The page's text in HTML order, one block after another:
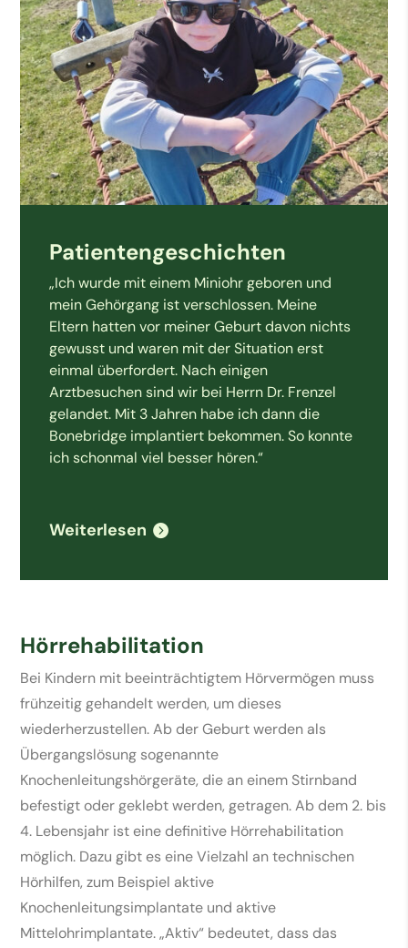
Patientengeschichten
„Ich wurde mit einem Miniohr geboren und
mein Gehörgang ist verschlossen. Meine
Eltern hatten vor meiner Geburt davon nichts
gewusst und waren mit der Situation erst
einmal überfordert. Nach einigen
Arztbesuchen sind wir bei Herrn Dr. Frenzel
gelandet. Mit 3 Jahren habe ich dann die
Bonebridge implantiert bekommen. So konnte
ich schonmal viel besser hören.“
Weiterlesen
Hörrehabilitation
Bei Kindern mit beeinträchtigtem Hörvermögen muss
frühzeitig gehandelt werden, um dieses
wiederherzustellen. Ab der Geburt werden als
Übergangslösung sogenannte
Knochenleitungshörgeräte, die an einem Stirnband
befestigt oder geklebt werden, getragen. Ab dem 2. bis
4. Lebensjahr ist eine definitive Hörrehabilitation
möglich. Dazu gibt es eine Vielzahl an technischen
Hörhilfen, zum Beispiel aktive
Knochenleitungsimplantate und aktive
Mittelohrimplantate. „Aktiv“ bedeutet, dass das